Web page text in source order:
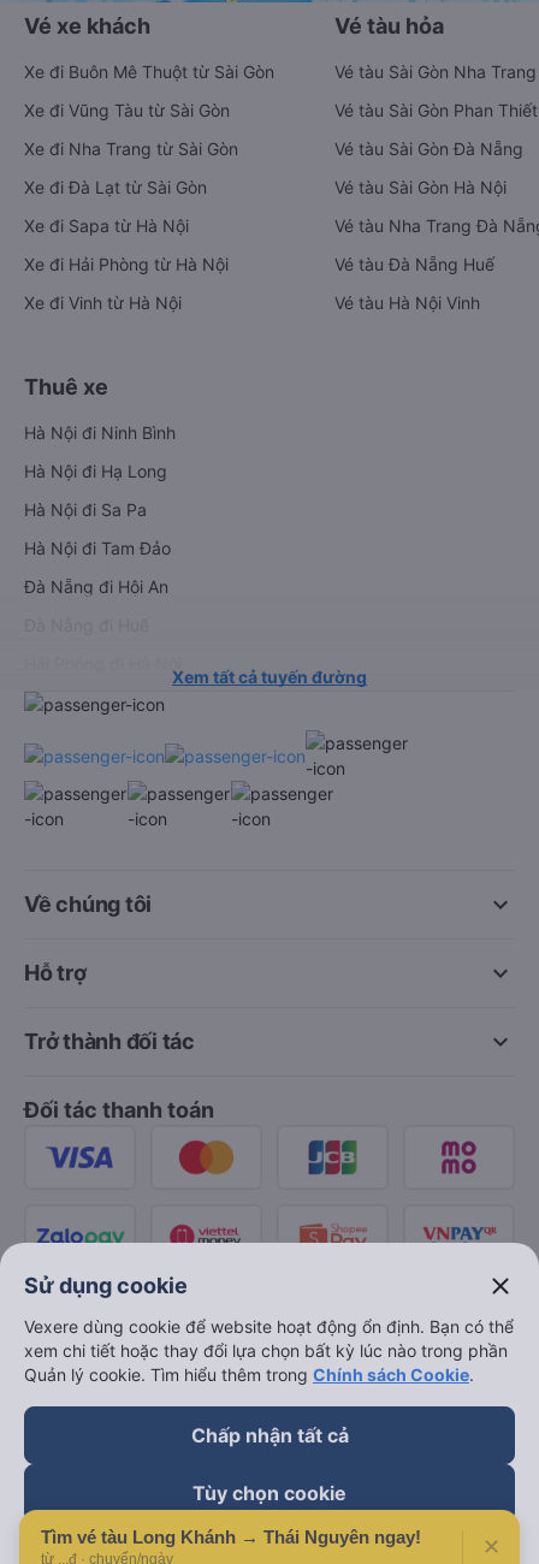
Tìm vé tàu Long Khánh → Thái Nguyên ngay!
từ ...đ · chuyến/ngày ✕
Vé xe khách
Xe đi Buôn Mê Thuột từ Sài Gòn
Xe đi Vũng Tàu từ Sài Gòn
Xe đi Nha Trang từ Sài Gòn
Xe đi Đà Lạt từ Sài Gòn
Xe đi Sapa từ Hà Nội
Xe đi Hải Phòng từ Hà Nội
Xe đi Vinh từ Hà Nội
Vé tàu hỏa
Vé tàu Sài Gòn Nha Trang
Vé tàu Sài Gòn Phan Thiết
Vé tàu Sài Gòn Đà Nẵng
Vé tàu Sài Gòn Hà Nội
Vé tàu Nha Trang Đà
Vé tàu Đà Nẵng Huế
Vé tàu Hà Nội Vinh
Thuê xe
Hà Nội đi Ninh Bình
Hà Nội đi Hạ Long
Hà Nội đi Sa Pa
Hà Nội đi Tam Đảo
Đà Nẵng đi Hội An
Xem tất cả tuyến đường
keyboard_arrow_down
Về chúng tôi
keyboard_arrow_down
Hỗ trợ
keyboard_arrow_down
Trở thành đối tác
Đối tác thanh toán
Sử dụng cookie close
Vexere dùng cookie để website hoạt động ổn định. Bạn có thể
xem chi tiết hoặc thay đổi lựa chọn bất kỳ lúc nào trong phần
Quản lý cookie. Tìm hiểu thêm trong Chính sách Cookie.
Chấp nhận tất cả
Tùy chọn cookie
Từ chối